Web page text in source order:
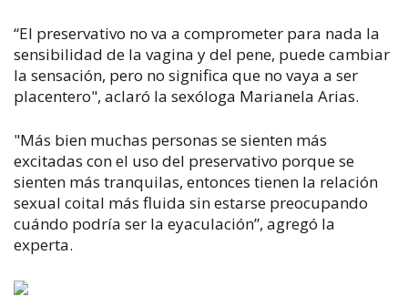
“El preservativo no va a comprometer para nada la
sensibilidad de la vagina y del pene, puede cambiar
la sensación, pero no significa que no vaya a ser
placentero", aclaró la sexóloga Marianela Arias.
"Más bien muchas personas se sienten más
excitadas con el uso del preservativo porque se
sienten más tranquilas, entonces tienen la relación
sexual coital más fluida sin estarse preocupando
cuándo podría ser la eyaculación”, agregó la
experta.